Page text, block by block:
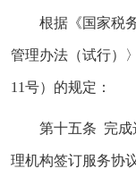
根据《国家税
管理办法（试行）
11号）的规定：
第十五条 完成
理机构签订服务协